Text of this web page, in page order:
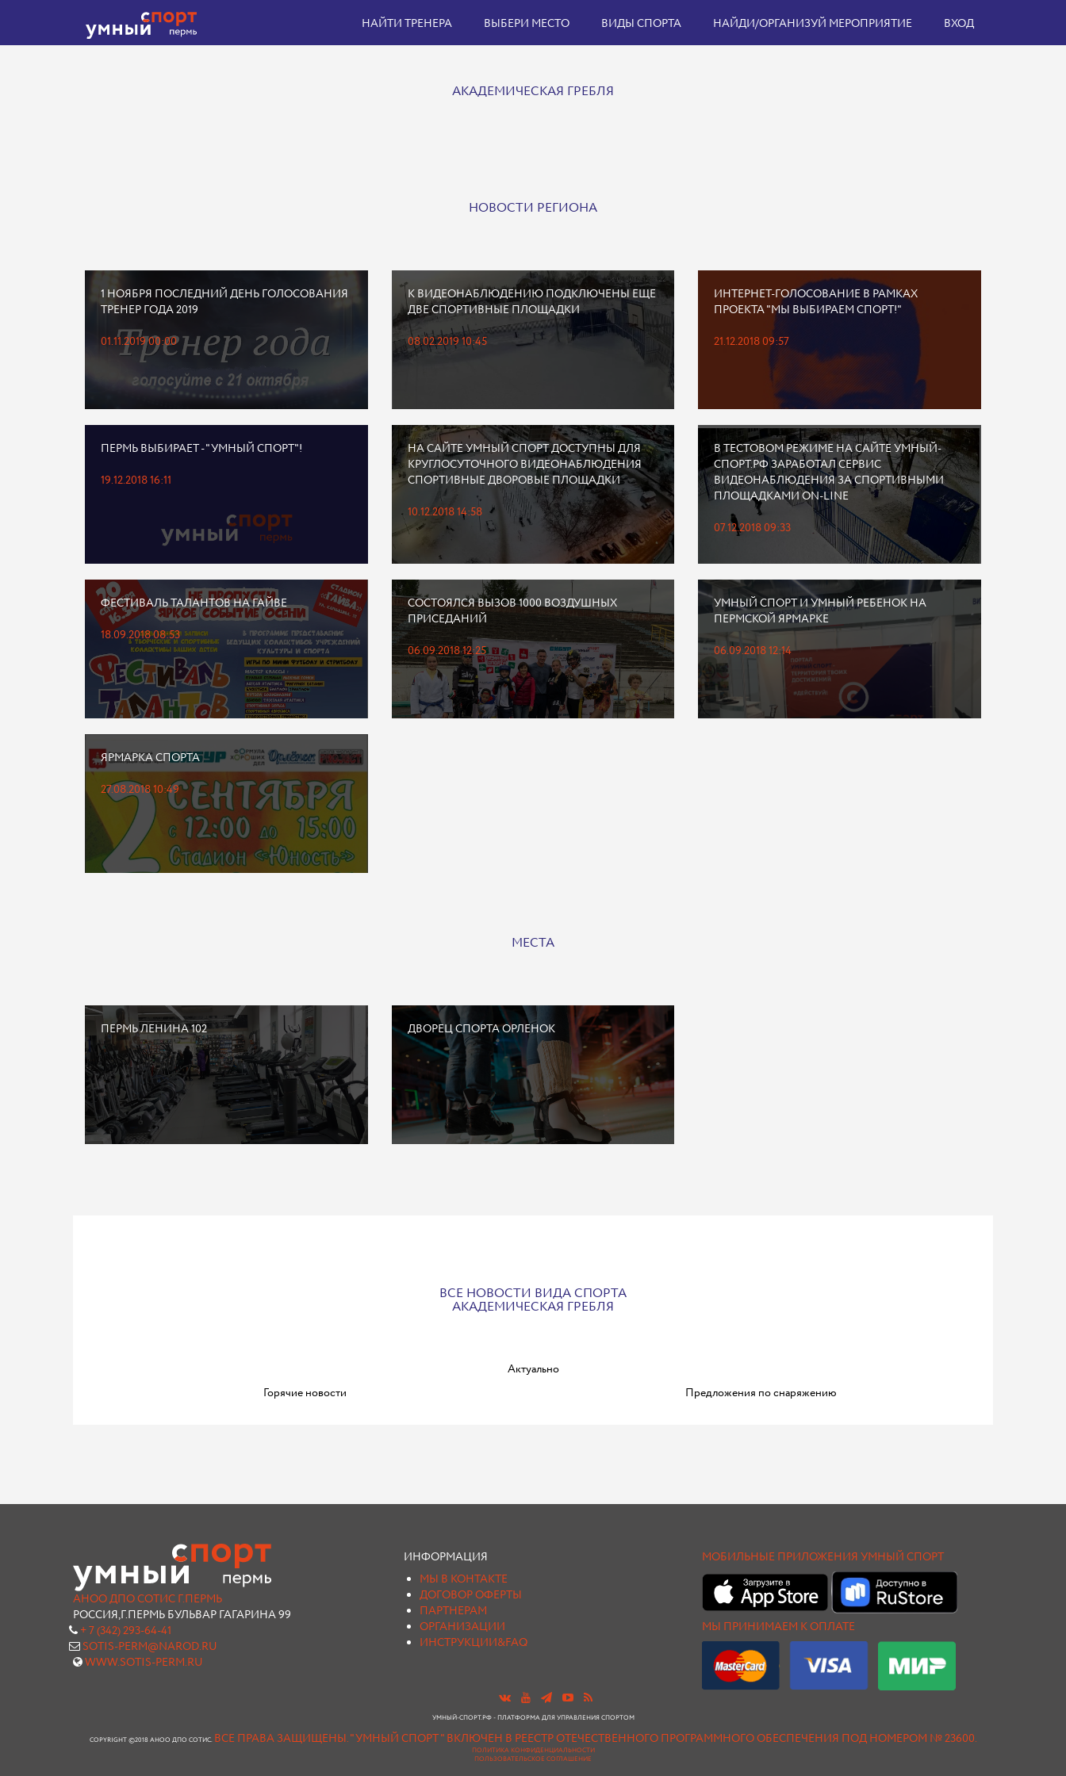
НАЙТИ ТРЕНЕРА ВЫБЕРИ МЕСТО ВИДЫ СПОРТА НАЙДИ/ОРГАНИЗУЙ МЕРОПРИЯТИЕ ВХОД
АКАДЕМИЧЕСКАЯ ГРЕБЛЯ
НОВОСТИ РЕГИОНА
1 НОЯБРЯ ПОСЛЕДНИЙ ДЕНЬ ГОЛОСОВАНИЯ
ТРЕНЕР ГОДА 2019
01.11.2019 00:00
К ВИДЕОНАБЛЮДЕНИЮ ПОДКЛЮЧЕНЫ ЕЩЕ
ДВЕ СПОРТИВНЫЕ ПЛОЩАДКИ
08.02.2019 10:45
ИНТЕРНЕТ-ГОЛОСОВАНИЕ В РАМКАХ
ПРОЕКТА "МЫ ВЫБИРАЕМ СПОРТ!"
21.12.2018 09:57
ПЕРМЬ ВЫБИРАЕТ - "УМНЫЙ СПОРТ"!
19.12.2018 16:11
НА САЙТЕ УМНЫЙ СПОРТ ДОСТУПНЫ ДЛЯ
КРУГЛОСУТОЧНОГО ВИДЕОНАБЛЮДЕНИЯ
СПОРТИВНЫЕ ДВОРОВЫЕ ПЛОЩАДКИ
10.12.2018 14:58
В ТЕСТОВОМ РЕЖИМЕ НА САЙТЕ УМНЫЙ-
СПОРТ.РФ ЗАРАБОТАЛ СЕРВИС
ВИДЕОНАБЛЮДЕНИЯ ЗА СПОРТИВНЫМИ
ПЛОЩАДКАМИ ON-LINE
07.12.2018 09:33
ФЕСТИВАЛЬ ТАЛАНТОВ НА ГАЙВЕ
18.09.2018 08:53
СОСТОЯЛСЯ ВЫЗОВ 1000 ВОЗДУШНЫХ
ПРИСЕДАНИЙ
06.09.2018 12:25
УМНЫЙ СПОРТ И УМНЫЙ РЕБЕНОК НА
ПЕРМСКОЙ ЯРМАРКЕ
06.09.2018 12:14
ЯРМАРКА СПОРТА
27.08.2018 10:49
МЕСТА
ПЕРМЬ ЛЕНИНА 102 ДВОРЕЦ СПОРТА ОРЛЕНОК
ВСЕ НОВОСТИ ВИДА СПОРТА
АКАДЕМИЧЕСКАЯ ГРЕБЛЯ
Актуально
Горячие новости
Предложения по снаряжению
АНОО ДПО СОТИС Г.ПЕРМЬ
РОССИЯ,Г.ПЕРМЬ БУЛЬВАР ГАГАРИНА 99
+ 7 (342) 293-64-41
SOTIS-PERM@NAROD.RU
WWW.SOTIS-PERM.RU
ИНФОРМАЦИЯ
МЫ В КОНТАКТЕ
ДОГОВОР ОФЕРТЫ
ПАРТНЕРАМ
ОРГАНИЗАЦИИ
ИНСТРУКЦИИ&FAQ
МОБИЛЬНЫЕ ПРИЛОЖЕНИЯ УМНЫЙ СПОРТ
МЫ ПРИНИМАЕМ К ОПЛАТЕ
УМНЫЙ-СПОРТ.РФ - ПЛАТФОРМА ДЛЯ УПРАВЛЕНИЯ СПОРТОМ
COPYRIGHT ©2018 АНОО ДПО СОТИС. ВСЕ ПРАВА ЗАЩИЩЕНЫ."УМНЫЙ СПОРТ " ВКЛЮЧЕН В РЕЕСТР ОТЕЧЕСТВЕННОГО ПРОГРАММНОГО ОБЕСПЕЧЕНИЯ ПОД НОМЕРОМ № 23600.
ПОЛИТИКА КОНФИДЕНЦИАЛЬНОСТИ
ПОЛЬЗОВАТЕЛЬСКОЕ СОГЛАШЕНИЕ